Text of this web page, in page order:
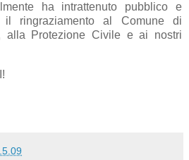
ha intrattenuto pubblico e
il ringraziamento al Comune di
alla Protezione Civile e ai nostri